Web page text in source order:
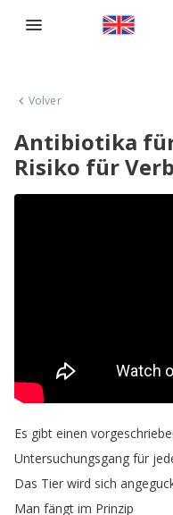
Volver
Antibiotika
Risiko für
Es gibt einen
Untersuchungsgang für
Das Tier wird sich
Man fängt im Prinzip